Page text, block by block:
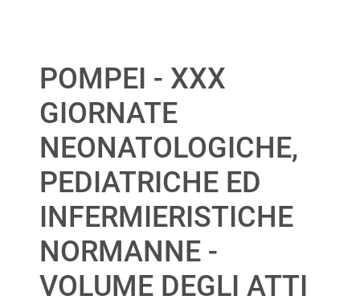
POMPEI - XXX
GIORNATE
NEONATOLOGICHE,
PEDIATRICHE ED
INFERMIERISTICHE
NORMANNE -
VOLUME DEGLI ATTI